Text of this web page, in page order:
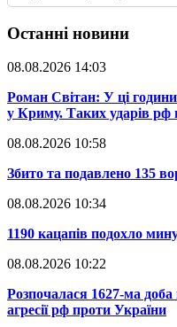
Останні новини
08.08.2026 14:03
​Роман Світан: У ці
у Криму. Таких ударів рф
08.08.2026 10:58
​Збито та подавлено 135
08.08.2026 10:34
​1190 кацапів подохло
08.08.2026 10:22
​Розпочалася 1627-ма
агресії рф проти України